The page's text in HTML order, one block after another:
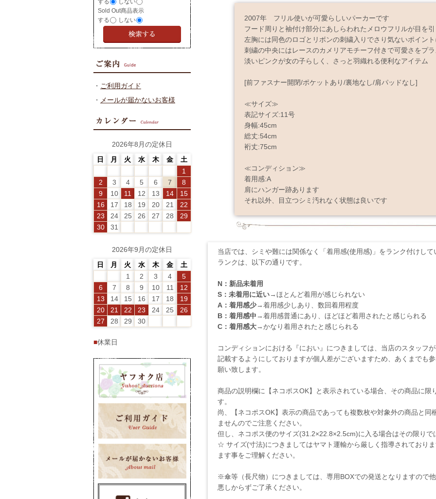
2007年 フリル使いが可愛らしいパーカーです
フード周りと袖付け部分にあしらわれたメロウフリルが目を
左胸には同色のロゴとリボンの刺繍入りでさり気ないポイン
刺繍の中央にはレースのカメリアモチーフ付きで可愛さをプ
淡いピンクが女の子らしく、さっと羽織れる便利なアイテム
[前ファスナー開閉/ポケットあり/裏地なし/肩パッドなし]
≪サイズ≫
表記サイズ:11号
身幅:45cm
総丈:54cm
裄丈:75cm
≪コンディション≫
着用感:A
肩にハンガー跡あります
それ以外、目立つシミ汚れなく状態は良いです
当店では、シミや難には関係なく「着用感(使用感)」をランク付けして
ランクは、以下の通りです。
N：新品未着用
S：未着用に近い→ほとんど着用が感じられない
A：着用感少→着用感少しあり、数回着用程度
B：着用感中→着用感普通にあり、ほどほど着用されたと感じられる
C：着用感大→かなり着用されたと感じられる
コンディションにおける『におい』につきましては、当店のスタッフ
記載するようにしておりますが個人差がございますため、あくまでも
願い致します。
商品の説明欄に【ネコポスOK】と表示されている場合、その商品に限
す。
尚、【ネコポスOK】表示の商品であっても複数枚や対象外の商品と同
ませんのでご注意ください。
但し、ネコポス便のサイズ(31.2×22.8×2.5cm)に入る場合はその限りで
☆ サイズ(寸法)につきましてはヤマト運輸から厳しく指導されており
ます事をご理解ください。
※傘等（長尺物）につきましては、専用BOXでの発送となりますので
悪しからずご了承ください。
する
しない
Sold Out商品表示
する
しない
・ ご利用ガイド
・ メールが届かないお客様
2026年8月の定休日
日
月 火 水 木 金
土
1
2
3 4 5 6 7
8
9
10 11 12 13 14
15
16
17 18 19 20 21
22
23
24 25 26 27 28
29
30
31
2026年9月の定休日
日
月 火 水 木 金
土
1
2 3 4
5
6
7 8 9 10 11
12
13
14 15 16 17 18
19
20
21 22 23 24 25
26
27
28 29 30
■休業日